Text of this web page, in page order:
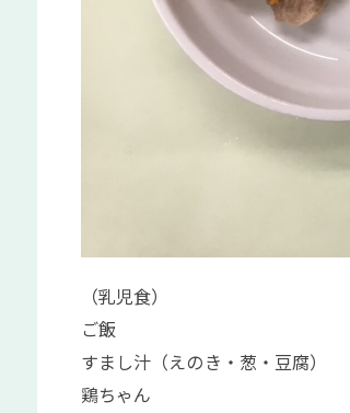
（乳児食）
ご飯
すまし汁（えのき・葱・豆腐）
鶏ちゃん